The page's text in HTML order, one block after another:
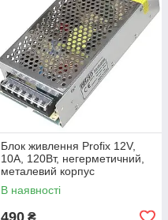
Блок живлення Profix 12V,
10A, 120Вт, негерметичний,
металевий корпус
В наявності
490 ₴